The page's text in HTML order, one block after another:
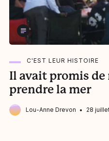
C'EST LEUR HISTOIRE
Il avait promis de
prendre la mer
Lou-Anne Drevon 28